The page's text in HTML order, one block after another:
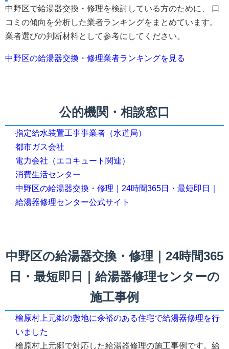
中野区で給湯器交換・修理を検討している方のために、 口
コミの傾向を分析した業者ランキングをまとめています。
業者選びの判断材料として参考にしてください。
中野区の給湯器交換・修理業者ランキングを見る
公的機関・相談窓口
指定給水装置工事事業者（水道局）
都市ガス会社
電力会社（エコキュート関連）
消費生活センター
中野区の給湯器交換・修理｜24時間365日・最短即日｜
給湯器修理センター公式サイト
中野区の給湯器交換・修理｜24時間365
日・最短即日｜給湯器修理センターの
施工事例
檜原村上元郷の敷地に余裕のある住宅で給湯器修理を行
いました
檜原村上元郷で対応した給湯器修理の施工事例です。給